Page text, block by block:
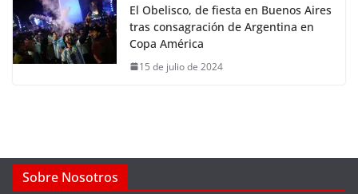
El Obelisco, de fiesta en Buenos Aires
tras consagración de Argentina en
Copa América
15 de julio de 2024
Sobre Nosotros